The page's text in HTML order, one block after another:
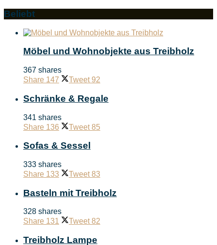
Beliebt
Möbel und Wohnobjekte aus Treibholz
367 shares
Share 147 Tweet 92
Schränke & Regale
341 shares
Share 136 Tweet 85
Sofas & Sessel
333 shares
Share 133 Tweet 83
Basteln mit Treibholz
328 shares
Share 131 Tweet 82
Treibholz Lampe